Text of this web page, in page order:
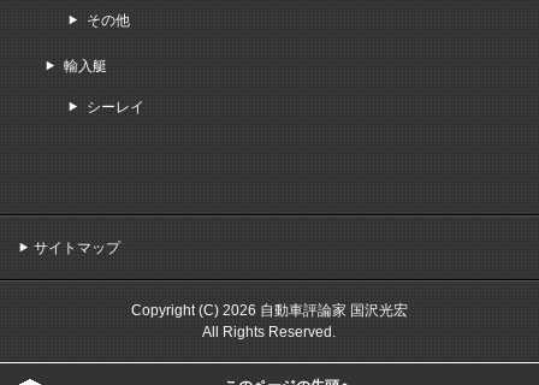
その他
輸入艇
シーレイ
サイトマップ
Copyright (C) 2026 自動車評論家 国沢光宏
All Rights Reserved.